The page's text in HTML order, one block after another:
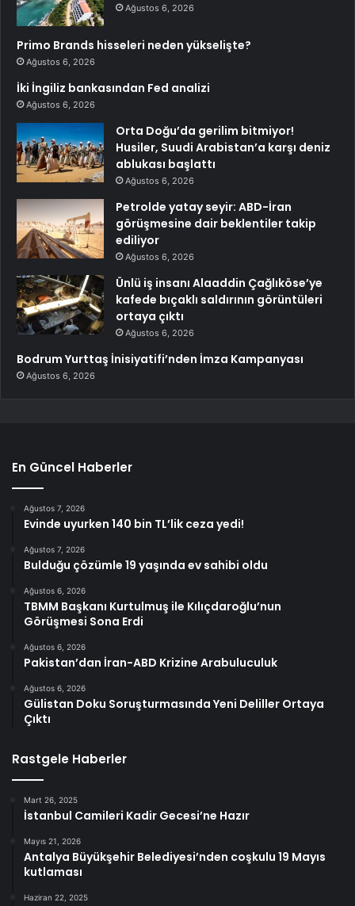
Ağustos 6, 2026
Primo Brands hisseleri neden yükselişte?
Ağustos 6, 2026
İki İngiliz bankasından Fed analizi
Ağustos 6, 2026
Orta Doğu’da gerilim bitmiyor!
Husiler, Suudi Arabistan’a karşı deniz
ablukası başlattı
Ağustos 6, 2026
Petrolde yatay seyir: ABD-İran
görüşmesine dair beklentiler takip
ediliyor
Ağustos 6, 2026
Ünlü iş insanı Alaaddin Çağlıköse’ye
kafede bıçaklı saldırının görüntüleri
ortaya çıktı
Ağustos 6, 2026
Bodrum Yurttaş İnisiyatifi’nden İmza Kampanyası
Ağustos 6, 2026
En Güncel Haberler
Ağustos 7, 2026
Evinde uyurken 140 bin TL’lik ceza yedi!
Ağustos 7, 2026
Bulduğu çözümle 19 yaşında ev sahibi oldu
Ağustos 6, 2026
TBMM Başkanı Kurtulmuş ile Kılıçdaroğlu’nun
Görüşmesi Sona Erdi
Ağustos 6, 2026
Pakistan’dan İran-ABD Krizine Arabuluculuk
Ağustos 6, 2026
Gülistan Doku Soruşturmasında Yeni Deliller Ortaya
Çıktı
Rastgele Haberler
Mart 26, 2025
İstanbul Camileri Kadir Gecesi’ne Hazır
Mayıs 21, 2026
Antalya Büyükşehir Belediyesi’nden coşkulu 19 Mayıs
kutlaması
Haziran 22, 2025